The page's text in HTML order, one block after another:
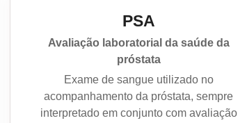
PSA
Avaliação laboratorial da saúde da
próstata
Exame de sangue utilizado no
acompanhamento da próstata, sempre
interpretado em conjunto com avaliação